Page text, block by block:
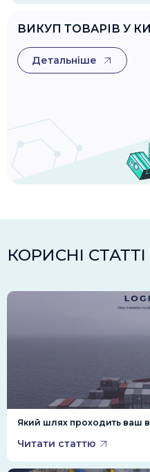
ВИКУП ТОВАРІВ У
Детальніше
КОРИСНІ
Який шлях проходить ваш
Читати статтю